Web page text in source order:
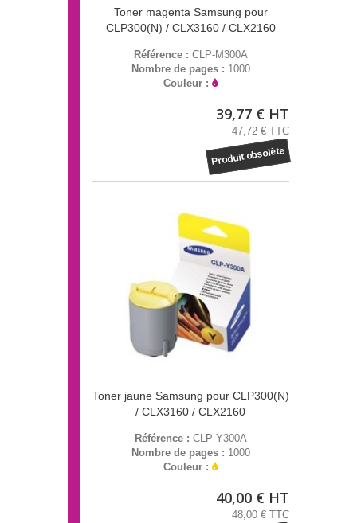
Toner magenta Samsung pour
CLP300(N) / CLX3160 / CLX2160
Référence : CLP-M300A
Nombre de pages : 1000
Couleur :
39,77 € HT
47,72 € TTC
Produit obsolète
Toner jaune Samsung pour CLP300(N)
/ CLX3160 / CLX2160
Référence : CLP-Y300A
Nombre de pages : 1000
Couleur :
40,00 € HT
48,00 € TTC